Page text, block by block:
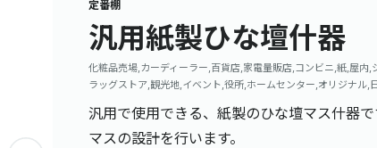
定番棚
汎用紙製ひな壇什器
化粧品売場,カーディーラー,百貨店,家電量販店,コンビニ,紙,屋内
ラッグストア,観光地,イベント,役所,ホームセンター,オリジナル,
汎用で使用できる、紙製のひな壇マス什器で
マスの設計を行います。